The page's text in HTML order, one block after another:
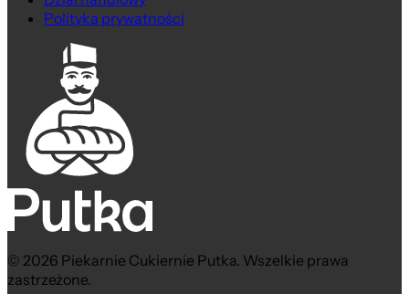
Polityka prywatności
© 2026 Piekarnie Cukiernie Putka. Wszelkie prawa
zastrzeżone.